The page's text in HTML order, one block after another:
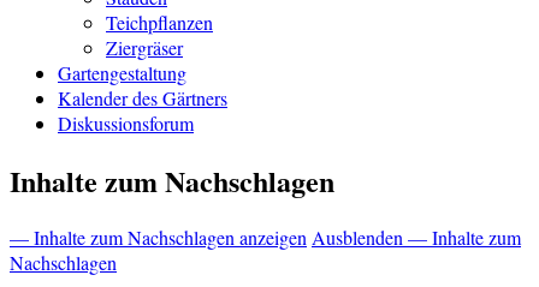
Teichpflanzen
Ziergräser
Gartengestaltung
Kalender des Gärtners
Diskussionsforum
Inhalte zum Nachschlagen
— Inhalte zum Nachschlagen anzeigenAusblenden — Inhalte zum
Nachschlagen